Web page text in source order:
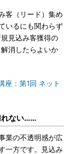
客（リード）集め
いるにも関わらず
見込み客獲得の
消したらよいか
座：第1回 ネット
れない……
業の不透明感が広
一方です。見込み